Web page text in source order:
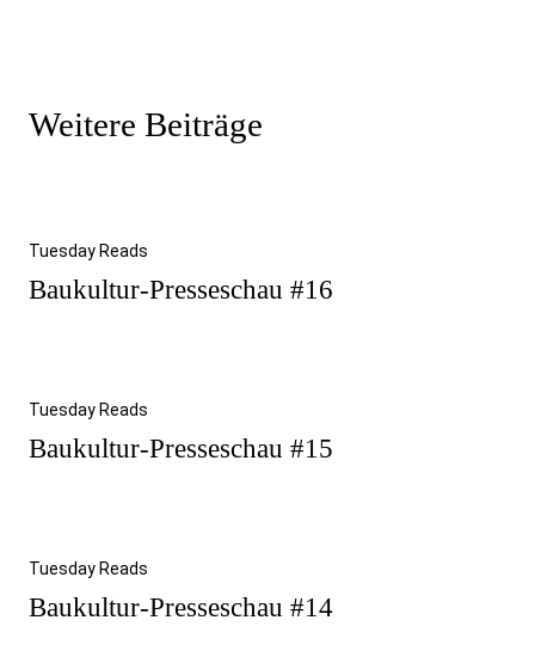
Weitere Beiträge
Tuesday Reads
Baukultur-Presseschau #16
Tuesday Reads
Baukultur-Presseschau #15
Tuesday Reads
Baukultur-Presseschau #14